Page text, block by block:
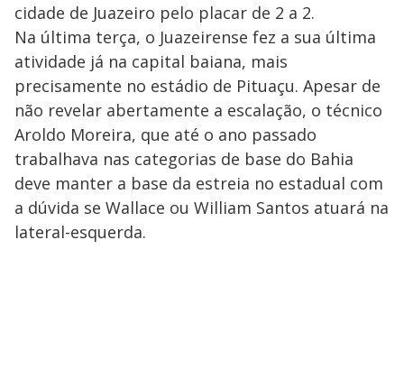
cidade de Juazeiro pelo placar de 2 a 2.
Na última terça, o Juazeirense fez a sua última
atividade já na capital baiana, mais
precisamente no estádio de Pituaçu. Apesar de
não revelar abertamente a escalação, o técnico
Aroldo Moreira, que até o ano passado
trabalhava nas categorias de base do Bahia
deve manter a base da estreia no estadual com
a dúvida se Wallace ou William Santos atuará na
lateral-esquerda.